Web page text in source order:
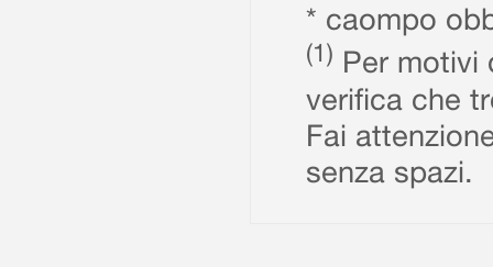
* caompo
(1) Per motivi
verifica che
Fai
senza spazi.